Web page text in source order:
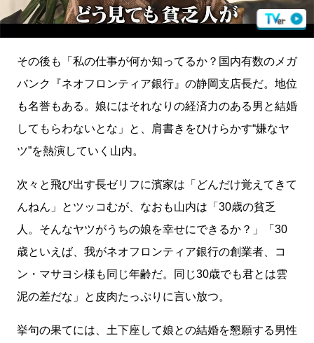
その後も「私の仕事が何か知ってるか？国内有数のメガ
バンク『ネオフロンティア銀行』の静岡支店長だ。地位
も名誉もある。娘にはそれなりの経済力のある男と結婚
してもらわないとな」と、肩書きをひけらかす“嫌なヤ
ツ”を熱演していく山内。
次々と飛び出す長ゼリフに濱家は「どんだけ覚えてきて
んねん」とツッコむが、なおも山内は「30歳の貧乏
人。そんなヤツがうちの娘を幸せにできるか？」「30
歳といえば、我がネオフロンティア銀行の創業者、コ
ン・マサヨシ様も同じ年齢だ。同じ30歳でも君とは雲
泥の差だな」と皮肉たっぷりに言い放つ。
挙句の果てには、土下座して娘との結婚を懇願する男性